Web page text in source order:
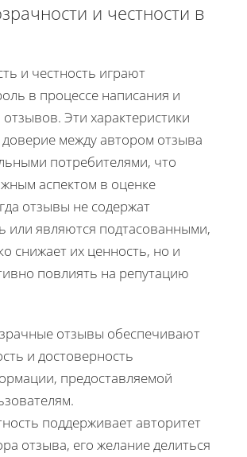
и честности в
и честность играют
в процессе написания и
Эти характеристики
между автором отзыва
потребителями, что
аспектом в оценке
отзывы не содержат
или являются подтасованными,
снижает их ценность, но и
повлиять на репутацию
отзывы обеспечивают
и достоверность
предоставляемой
поддерживает авторитет
отзыва, его желание делиться